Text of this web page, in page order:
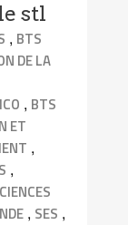
stl
, BTS
DE LA
, BTS
ET
,
,
, SES ,